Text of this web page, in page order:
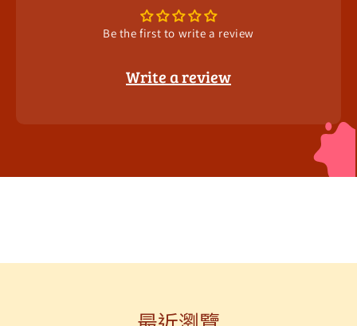
Be the first to write a review
Write a review